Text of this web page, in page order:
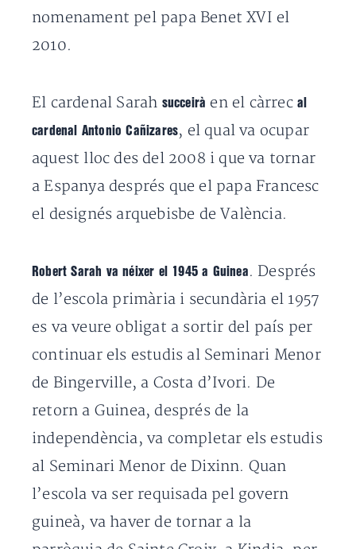
nomenament pel papa Benet XVI el
2010.
El cardenal Sarah succeirà en el càrrecal
cardenal Antonio Cañizares, el qual va ocupar
aquest lloc des del 2008 i que va tornar
a Espanya després que el papa Francesc
el designés arquebisbe de València.
Robert Sarah va néixer el 1945 a Guinea . Després
de l’escola primària i secundària el 1957
es va veure obligat a sortir del país per
continuar els estudis al Seminari Menor
de Bingerville, a Costa d’Ivori. De
retorn a Guinea, després de la
independència, va completar els estudis
al Seminari Menor de Dixinn. Quan
l’escola va ser requisada pel govern
guineà, va haver de tornar a la